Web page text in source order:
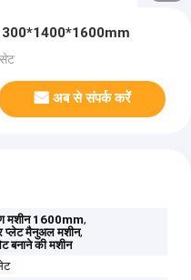
1300*1400*1600mm
अब से संपर्क करें
मशीन 1600mm,
प्लेट मैनुअल मशीन,
बनाने की मशीन